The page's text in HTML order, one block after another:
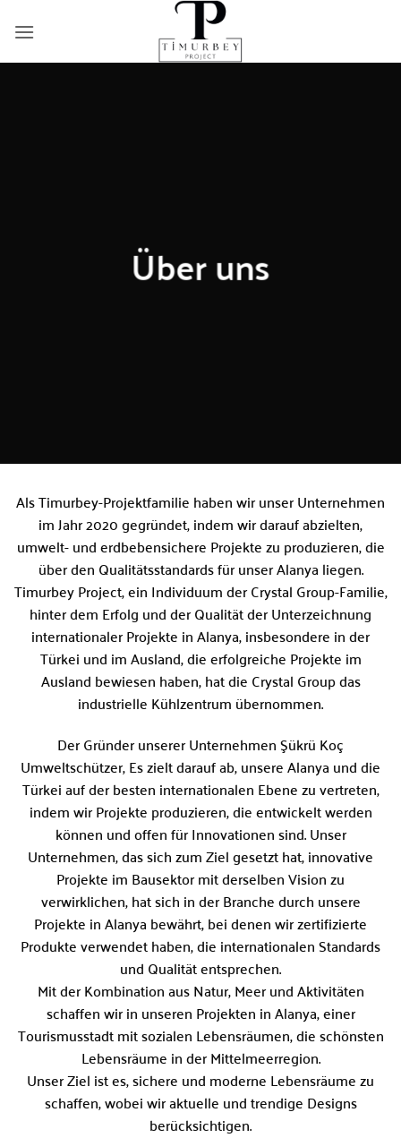
Inhalt
Über uns
Als Timurbey-Projektfamilie haben wir unser Unternehmen
im Jahr 2020 gegründet, indem wir darauf abzielten,
umwelt- und erdbebensichere Projekte zu produzieren, die
über den Qualitätsstandards für unser Alanya liegen.
Timurbey Project, ein Individuum der Crystal Group-Familie,
hinter dem Erfolg und der Qualität der Unterzeichnung
internationaler Projekte in Alanya, insbesondere in der
Türkei und im Ausland, die erfolgreiche Projekte im
Ausland bewiesen haben, hat die Crystal Group das
industrielle Kühlzentrum übernommen.
Der Gründer unserer Unternehmen Şükrü Koç
Umweltschützer, Es zielt darauf ab, unsere Alanya und die
Türkei auf der besten internationalen Ebene zu vertreten,
indem wir Projekte produzieren, die entwickelt werden
können und offen für Innovationen sind. Unser
Unternehmen, das sich zum Ziel gesetzt hat, innovative
Projekte im Bausektor mit derselben Vision zu
verwirklichen, hat sich in der Branche durch unsere
Projekte in Alanya bewährt, bei denen wir zertifizierte
Produkte verwendet haben, die internationalen Standards
und Qualität entsprechen.
Mit der Kombination aus Natur, Meer und Aktivitäten
schaffen wir in unseren Projekten in Alanya, einer
Tourismusstadt mit sozialen Lebensräumen, die schönsten
Lebensräume in der Mittelmeerregion.
Unser Ziel ist es, sichere und moderne Lebensräume zu
schaffen, wobei wir aktuelle und trendige Designs
berücksichtigen.